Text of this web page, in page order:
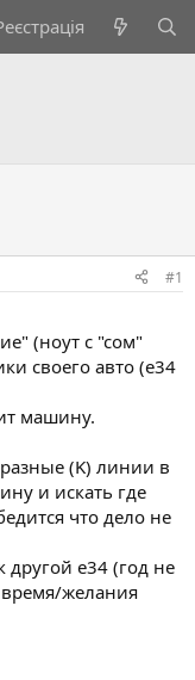
#1
(ноут с "сом"
своего авто (e34
машину.
(K) линии в
и искать где
что дело не
другой e34 (год не
время/желания